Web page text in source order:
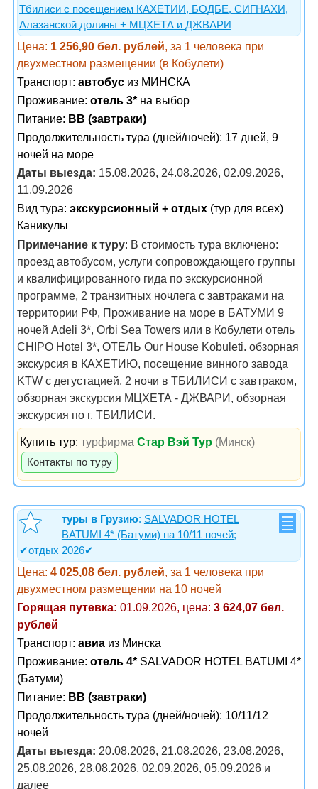
Тбилиси с посещением КАХЕТИИ, БОДБЕ, СИГНАХИ,
Алазанской долины + МЦХЕТА и ДЖВАРИ
Цена: 1 256,90 бел. рублей, за 1 человека при
двухместном размещении (в Кобулети)
Транспорт: автобус из МИНСКА
Проживание: отель 3* на выбор
Питание: BB (завтраки)
Продолжительность тура (дней/ночей): 17 дней, 9
ночей на море
Даты выезда: 15.08.2026, 24.08.2026, 02.09.2026,
11.09.2026
Вид тура: экскурсионный + отдых (тур для всех)
Каникулы
Примечание к туру: В стоимость тура включено:
проезд автобусом, услуги сопровождающего группы
и квалифицированного гида по экскурсионной
программе, 2 транзитных ночлега с завтраками на
территории РФ, Проживание на море в БАТУМИ 9
ночей Adeli 3*, Orbi Sea Towers или в Кобулети отель
CHIPO Hotel 3*, ОТЕЛЬ Our House Kobuleti. обзорная
экскурсия в КАХЕТИЮ, посещение винного завода
KTW с дегустацией, 2 ночи в ТБИЛИСИ с завтраком,
обзорная экскурсия МЦХЕТА - ДЖВАРИ, обзорная
экскурсия по г. ТБИЛИСИ.
Купить тур:турфирмаСтар Вэй Тур (Минск)
Контакты по туру
туры в Грузию: SALVADOR HOTEL
BATUMI 4* (Батуми) на 10/11 ночей;
✔отдых 2026✔
Цена: 4 025,08 бел. рублей, за 1 человека при
двухместном размещении на 10 ночей
Горящая путевка: 01.09.2026, цена: 3 624,07 бел.
рублей
Транспорт: авиа из Минска
Проживание: отель 4* SALVADOR HOTEL BATUMI 4*
(Батуми)
Питание: BB (завтраки)
Продолжительность тура (дней/ночей): 10/11/12
ночей
Даты выезда: 20.08.2026, 21.08.2026, 23.08.2026,
25.08.2026, 28.08.2026, 02.09.2026, 05.09.2026 и
далее